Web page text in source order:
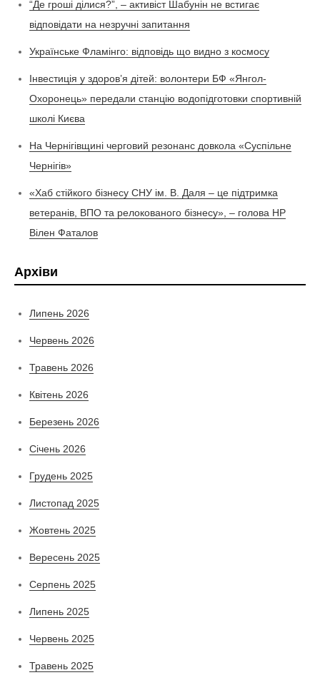
“Де гроші ділися?”, – активіст Шабунін не встигає
відповідати на незручні запитання
Українське Фламінго: відповідь що видно з космосу
Інвестиція у здоров’я дітей: волонтери БФ «Янгол-
Охоронець» передали станцію водопідготовки спортивній
школі Києва
На Чернігівщині черговий резонанс довкола «Суспільне
Чернігів»
«Хаб стійкого бізнесу СНУ ім. В. Даля – це підтримка
ветеранів, ВПО та релокованого бізнесу», – голова НР
Вілен Фаталов
Архіви
Липень 2026
Червень 2026
Травень 2026
Квітень 2026
Березень 2026
Січень 2026
Грудень 2025
Листопад 2025
Жовтень 2025
Вересень 2025
Серпень 2025
Липень 2025
Червень 2025
Травень 2025